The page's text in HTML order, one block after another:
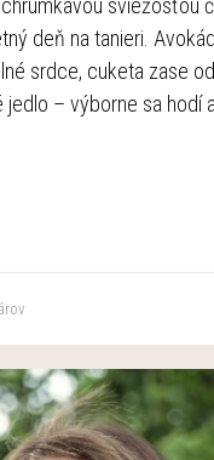
sviežosťou
deň na tanieri.
srdce, cuketa zase
– výborne sa hodí